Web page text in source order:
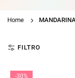
Home
FILTRO
-30%